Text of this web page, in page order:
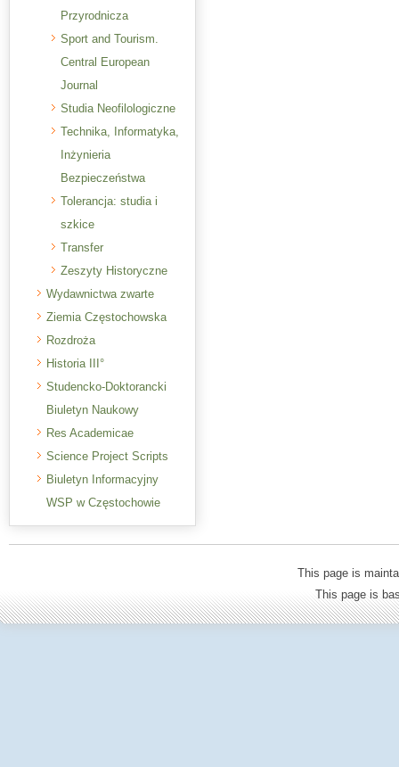
Przyrodnicza
Sport and Tourism.
Central European
Journal
Studia Neofilologiczne
Technika, Informatyka,
Inżynieria
Bezpieczeństwa
Tolerancja: studia i
szkice
Transfer
Zeszyty Historyczne
Wydawnictwa zwarte
Ziemia Częstochowska
Rozdroża
Historia III°
Studencko-Doktorancki
Biuletyn Naukowy
Res Academicae
Science Project Scripts
Biuletyn Informacyjny
WSP w Częstochowie
This page is
This page is